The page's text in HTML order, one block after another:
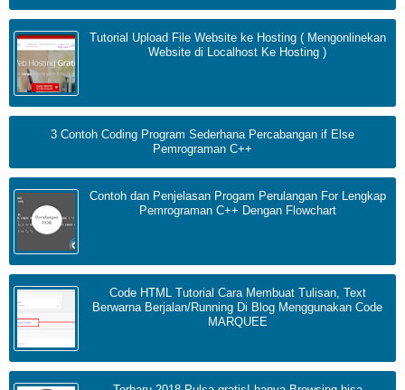
Tutorial Upload File Website ke Hosting ( Mengonlinekan
Website di Localhost Ke Hosting )
3 Contoh Coding Program Sederhana Percabangan if Else
Pemrograman C++
Contoh dan Penjelasan Progam Perulangan For Lengkap
Pemrograman C++ Dengan Flowchart
Code HTML Tutorial Cara Membuat Tulisan, Text
Berwarna Berjalan/Running Di Blog Menggunakan Code
MARQUEE